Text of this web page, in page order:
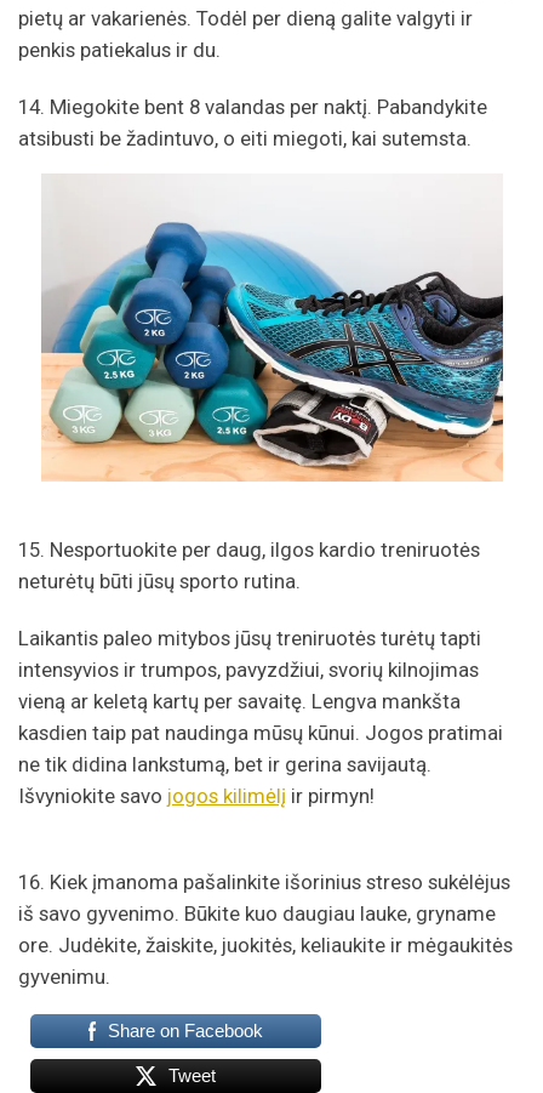
pietų ar vakarienės. Todėl per dieną galite valgyti ir
penkis patiekalus ir du.
14. Miegokite bent 8 valandas per naktį. Pabandykite
atsibusti be žadintuvo, o eiti miegoti, kai sutemsta.
15. Nesportuokite per daug, ilgos kardio treniruotės
neturėtų būti jūsų sporto rutina.
Laikantis paleo mitybos jūsų treniruotės turėtų tapti
intensyvios ir trumpos, pavyzdžiui, svorių kilnojimas
vieną ar keletą kartų per savaitę. Lengva mankšta
kasdien taip pat naudinga mūsų kūnui. Jogos pratimai
ne tik didina lankstumą, bet ir gerina savijautą.
Išvyniokite savo jogos kilimėlį ir pirmyn!
16. Kiek įmanoma pašalinkite išorinius streso sukėlėjus
iš savo gyvenimo. Būkite kuo daugiau lauke, gryname
ore. Judėkite, žaiskite, juokitės, keliaukite ir mėgaukitės
gyvenimu.
Share on Facebook
Tweet